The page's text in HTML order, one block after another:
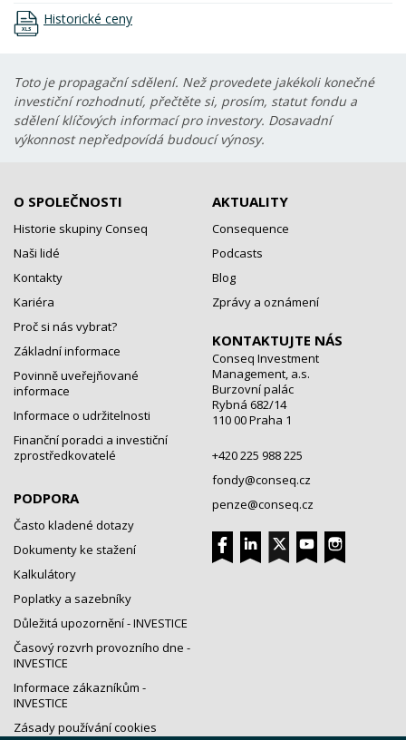
Historické ceny
Toto je propagační sdělení. Než provedete jakékoli konečné
investiční rozhodnutí, přečtěte si, prosím, statut fondu a
sdělení klíčových informací pro investory. Dosavadní
výkonnost nepředpovídá budoucí výnosy.
O SPOLEČNOSTI
Historie skupiny Conseq
Naši lidé
Kontakty
Kariéra
Proč si nás vybrat?
Základní informace
Povinně uveřejňované
informace
Informace o udržitelnosti
Finanční poradci a investiční
zprostředkovatelé
PODPORA
Často kladené dotazy
Dokumenty ke stažení
Kalkulátory
Poplatky a sazebníky
Důležitá upozornění - INVESTICE
Časový rozvrh provozního dne -
INVESTICE
Informace zákazníkům -
INVESTICE
Zásady používání cookies
AKTUALITY
Consequence
Podcasts
Blog
Zprávy a oznámení
KONTAKTUJTE NÁS
Conseq Investment
Management, a.s.
Burzovní palác
Rybná 682/14
110 00 Praha 1
+420 225 988 225
fondy@conseq.cz
penze@conseq.cz